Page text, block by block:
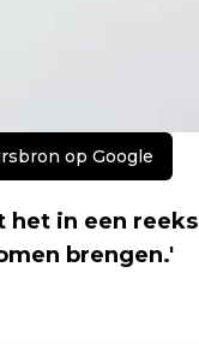
op Google
het in een reeks
brengen.'